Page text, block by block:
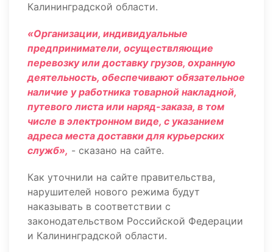
Калининградской области.
«Организации, индивидуальные
предприниматели, осуществляющие
перевозку или доставку грузов, охранную
деятельность, обеспечивают обязательное
наличие у работника товарной накладной,
путевого листа или наряд-заказа, в том
числе в электронном виде, с указанием
адреса места доставки для курьерских
служб», - сказано на сайте.
Как уточнили на сайте правительства,
нарушителей нового режима будут
наказывать в соответствии с
законодательством Российской Федерации
и Калининградской области.